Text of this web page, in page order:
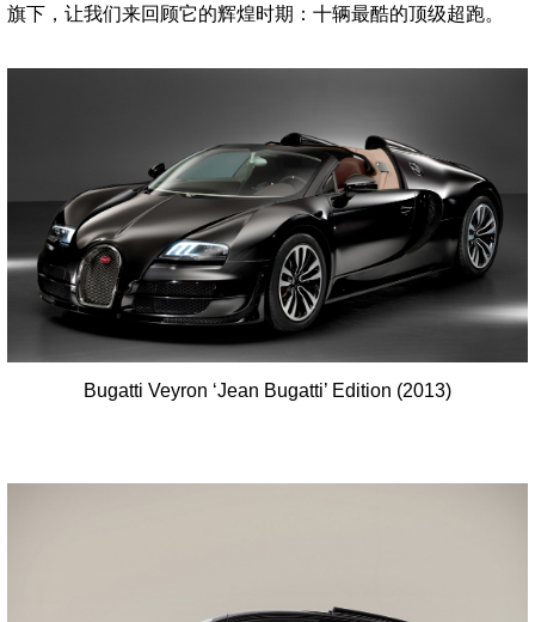
旗下，让我们来回顾它的辉煌时期：十辆最酷的顶级超跑。
Bugatti Veyron ‘Jean Bugatti’ Edition (2013)